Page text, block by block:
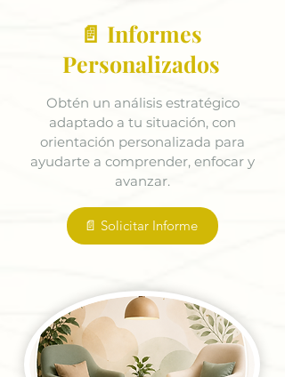
📄 Informes
Personalizados
Obtén un análisis estratégico
adaptado a tu situación, con
orientación personalizada para
ayudarte a comprender, enfocar y
avanzar.
📄 Solicitar Informe